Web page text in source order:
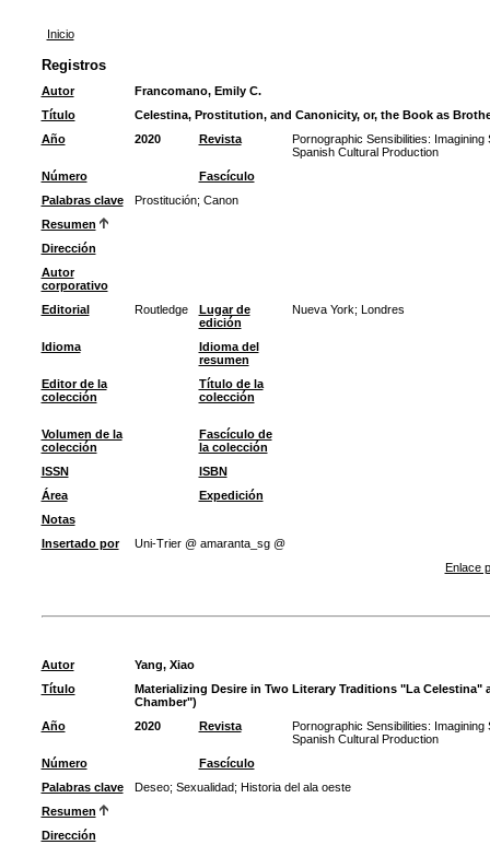
Inicio
Registros
Autor
Francomano, Emily C.
Título
Celestina, Prostitution, and Canonicity, or, the Book as
Año
2020 Revista
Pornographic Sensibilities:
Spanish Cultural Production
Número
Fascículo
Palabras clave
Prostitución; Canon
Resumen
Dirección
Autor
corporativo
Editorial
Routledge
Lugar de
edición
Nueva York; Londres
Idioma
Idioma del
resumen
Editor de la
colección
Título de la
colección
Volumen de la
colección
Fascículo de
la colección
ISSN
ISBN
Área
Expedición
Notas
Insertado por
Uni-Trier @ amaranta_sg @
Enlace
Autor
Yang, Xiao
Título
Materializing Desire in Two Literary Traditions "La Celestina"
Chamber")
Año
2020 Revista
Pornographic Sensibilities:
Spanish Cultural Production
Número
Fascículo
Palabras clave
Deseo; Sexualidad; Historia del ala oeste
Resumen
Dirección